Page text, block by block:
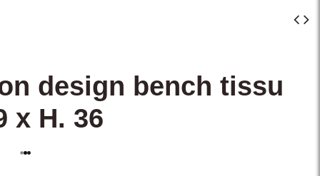
design bench tissu
x H. 36